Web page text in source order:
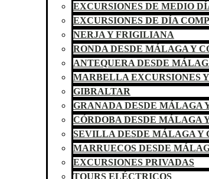
EXCURSIONES DE MEDIO
EXCURSIONES DE DÍA
NERJA Y FRIGILIANA
RONDA DESDE MÁLAGA Y
ANTEQUERA DESDE
MARBELLA EXCURSIONES
GIBRALTAR
GRANADA DESDE MÁLAGA
CÓRDOBA DESDE MÁLAGA
SEVILLA DESDE MÁLAGA Y
MARRUECOS DESDE
EXCURSIONES PRIVADAS
TOURS ELÉCTRICOS